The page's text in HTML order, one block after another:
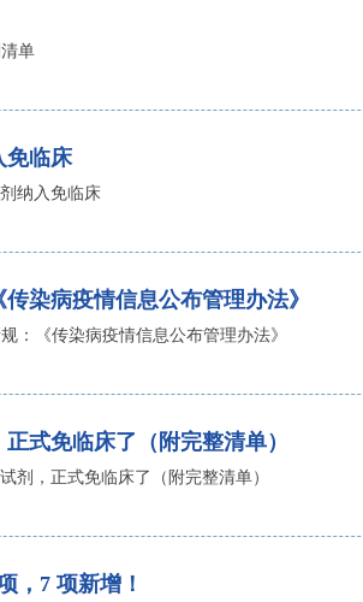
单
免临床
纳入免临床
染病疫情信息公布管理办法》
：《传染病疫情信息公布管理办法》
式免临床了（附完整清单）
剂，正式免临床了（附完整清单）
，7 项新增！